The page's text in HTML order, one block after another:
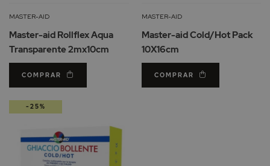
Lista
Desejos
MASTER-AID
Master-aid Rollflex Aqua
Transparente 2mx10cm
COMPRAR
MASTER-AID
Master-aid Cold/Hot Pack
10X16cm
COMPRAR
-25%